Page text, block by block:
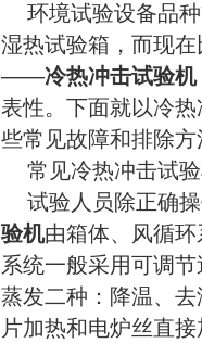
环境试验设备品种
湿热试验箱，而现
——冷热冲击试验机
表性。下面就以冷
些常见故障和排除方
常见冷热冲击试验
试验人员除正确操
验机由箱体、风循
系统一般采用可调
蒸发二种：降温、
片加热和电炉丝直